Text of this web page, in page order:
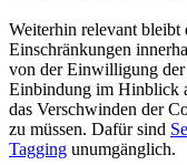
Weiterhin relevant bleibt
Einschränkungen
von der Einwilligung der
Einbindung im Hinblick
das Verschwinden der
zu müssen. Dafür sind
Tagging unumgänglich.